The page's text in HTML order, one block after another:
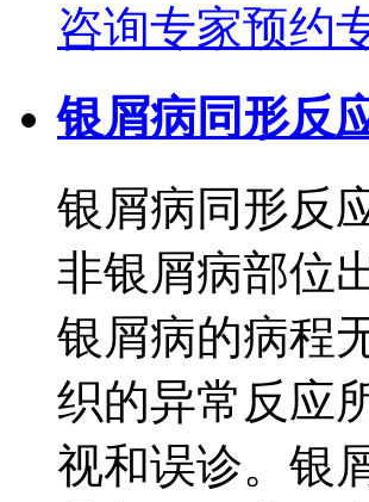
咨询专家预约
银屑病同形反
银屑病同形反
非银屑病部位
银屑病的病程
织的异常反应
视和误诊。银